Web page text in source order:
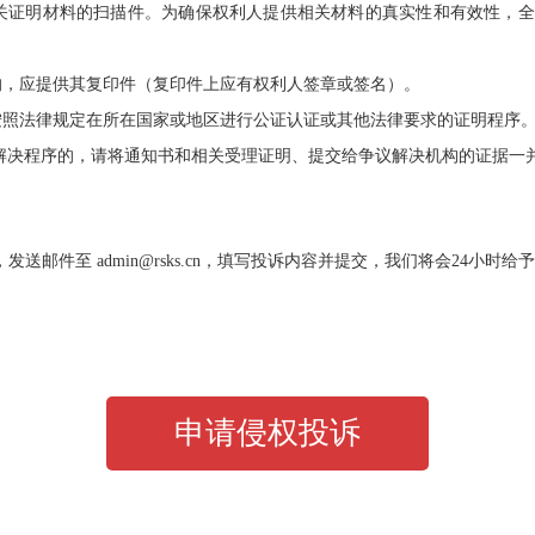
明材料的扫描件。为确保权利人提供相关材料的真实性和有效性，
应提供其复印件（复印件上应有权利人签章或签名）。
法律规定在所在国家或地区进行公证认证或其他法律要求的证明程序
程序的，请将通知书和相关受理证明、提交给争议解决机构的证据
发送邮件至 admin@rsks.cn，填写投诉内容并提交，我们将会24小时给
申请侵权投诉